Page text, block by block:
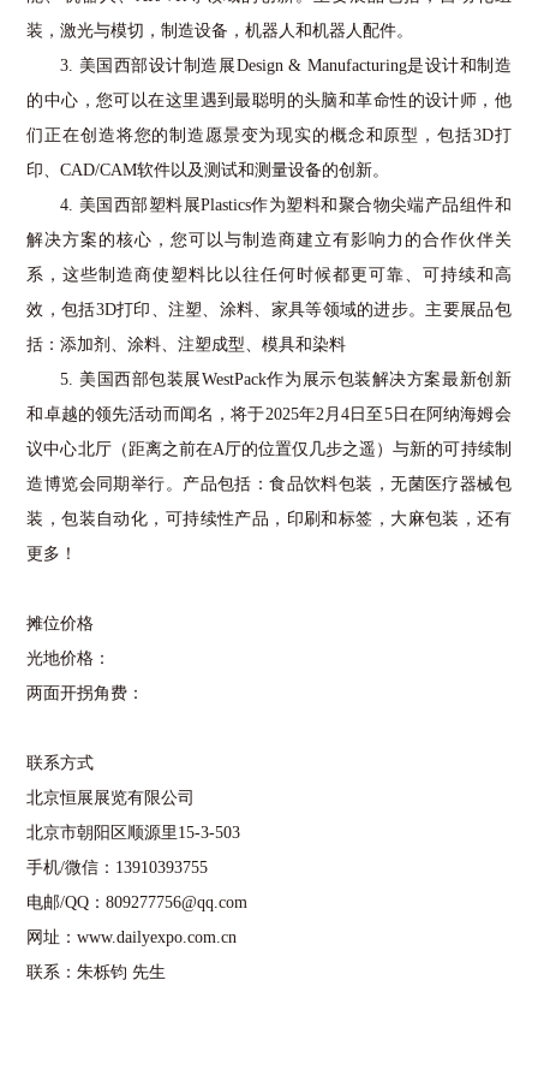
装，激光与模切，制造设备，机器人和机器人配件。
3. 美国西部设计制造展Design & Manufacturing是设计和制造
的中心，您可以在这里遇到最聪明的头脑和革命性的设计师，他
们正在创造将您的制造愿景变为现实的概念和原型，包括3D打
印、CAD/CAM软件以及测试和测量设备的创新。
4. 美国西部塑料展Plastics作为塑料和聚合物尖端产品组件和
解决方案的核心，您可以与制造商建立有影响力的合作伙伴关
系，这些制造商使塑料比以往任何时候都更可靠、可持续和高
效，包括3D打印、注塑、涂料、家具等领域的进步。主要展品包
括：添加剂、涂料、注塑成型、模具和染料
5. 美国西部包装展WestPack作为展示包装解决方案最新创新
和卓越的领先活动而闻名，将于2025年2 月4日至5日在阿纳海姆会
议中心北厅（距离之前在A厅的位置仅几步之遥）与新的可持续制
造博览会同期举行。产品包括：食品饮料包装，无菌医疗器械包
装，包装自动化，可持续性产品，印刷和标签，大麻包装，还有
更多！
摊位价格
光地价格：
两面开拐角费：
联系方式
北京恒展展览有限公司
北京市朝阳区顺源里 15-3-503
手机/微信： 13910393755
电邮/QQ ：809277756@qq.com
网址：www.dailyexpo.com.cn
联系：朱栎钧 先生